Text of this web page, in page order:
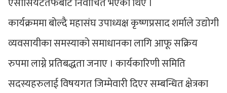
कार्यक्रममा बोल्दै महासंघ उपाध्यक्ष कृष्णप्रसाद शर्माले उद्योगी
व्यवसायीका समस्याको समाधानका लागि आफू सक्रिय
रुपमा लाग्ने प्रतिबद्धता जनाए । कार्यकारिणी समिति
सदस्यहरुलाई विषयगत जिम्मेवारी दिएर सम्बन्धित क्षेत्रका